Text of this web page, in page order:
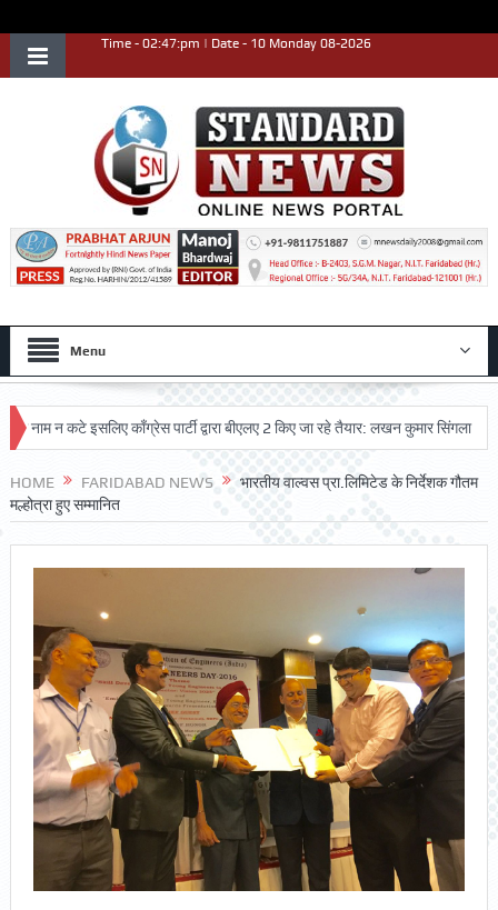
Time - 02:47:pm | Date - 10 Monday 08-2026
Menu
न कटे इसलिए काँग्रेस पार्टी द्वारा बीएलए 2 किए जा रहे तैयार: लखन कुमार सिंगला
HOME FARIDABAD NEWS
भारतीय वाल्वस प्रा.लिमिटेड के निर्देशक गौतम
मल्होत्रा हुए सम्मानित